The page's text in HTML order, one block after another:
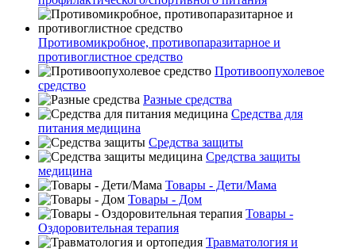
Противомикробное, противопаразитарное и
противоглистное средство
Противоопухолевое
средство
Разные средства
Средства для
питания медицина
Средства защиты
Средства защиты
медицина
Товары - Дети/Мама
Товары - Дом
Товары -
Оздоровительная терапия
Травматология и